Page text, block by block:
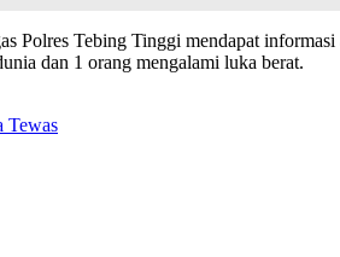
Tebing Tinggi mendapat
dan 1 orang mengalami luka berat.
Tewas